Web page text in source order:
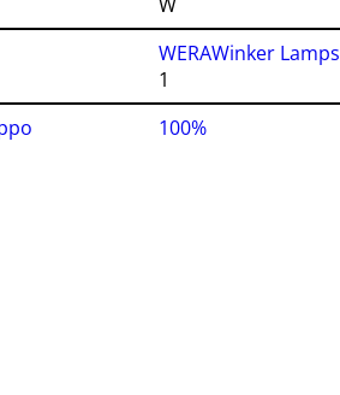
WERAWinker Lamps
1
100%